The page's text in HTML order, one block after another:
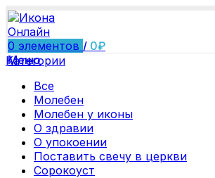
0 элементов / 0₽
Меню
Категории
Все
Молебен
Молебен у иконы
О здравии
О упокоении
Поставить свечу в церкви
Сорокоуст